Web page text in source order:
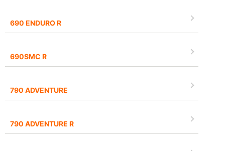
690 ENDURO R
690SMC R
790 ADVENTURE
790 ADVENTURE R